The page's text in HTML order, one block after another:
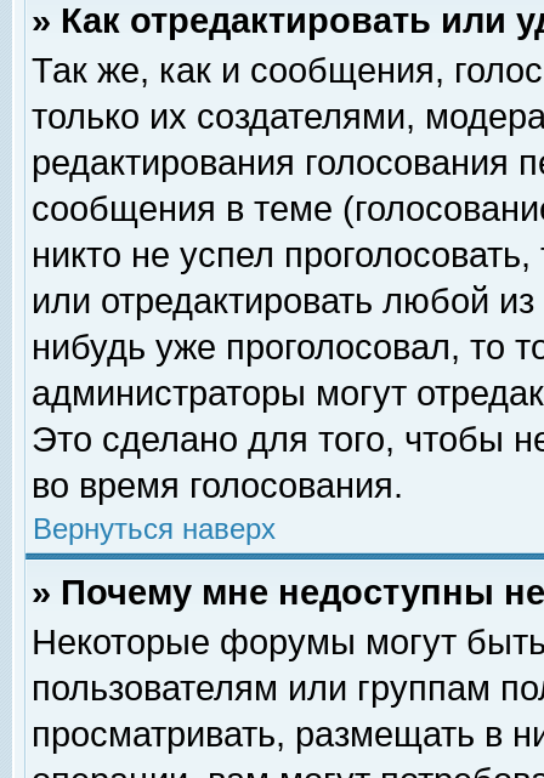
» Как отредактировать или
Так же, как и сообщения,
только их создателями,
редактирования голосования
сообщения в теме
никто не успел
или отредактировать любой
нибудь уже проголосовал, то
администраторы могут
Это сделано для того, чтобы
во время голосования.
Вернуться наверх
» Почему мне недоступны
Некоторые форумы могут
пользователям или группам
просматривать, размещать в